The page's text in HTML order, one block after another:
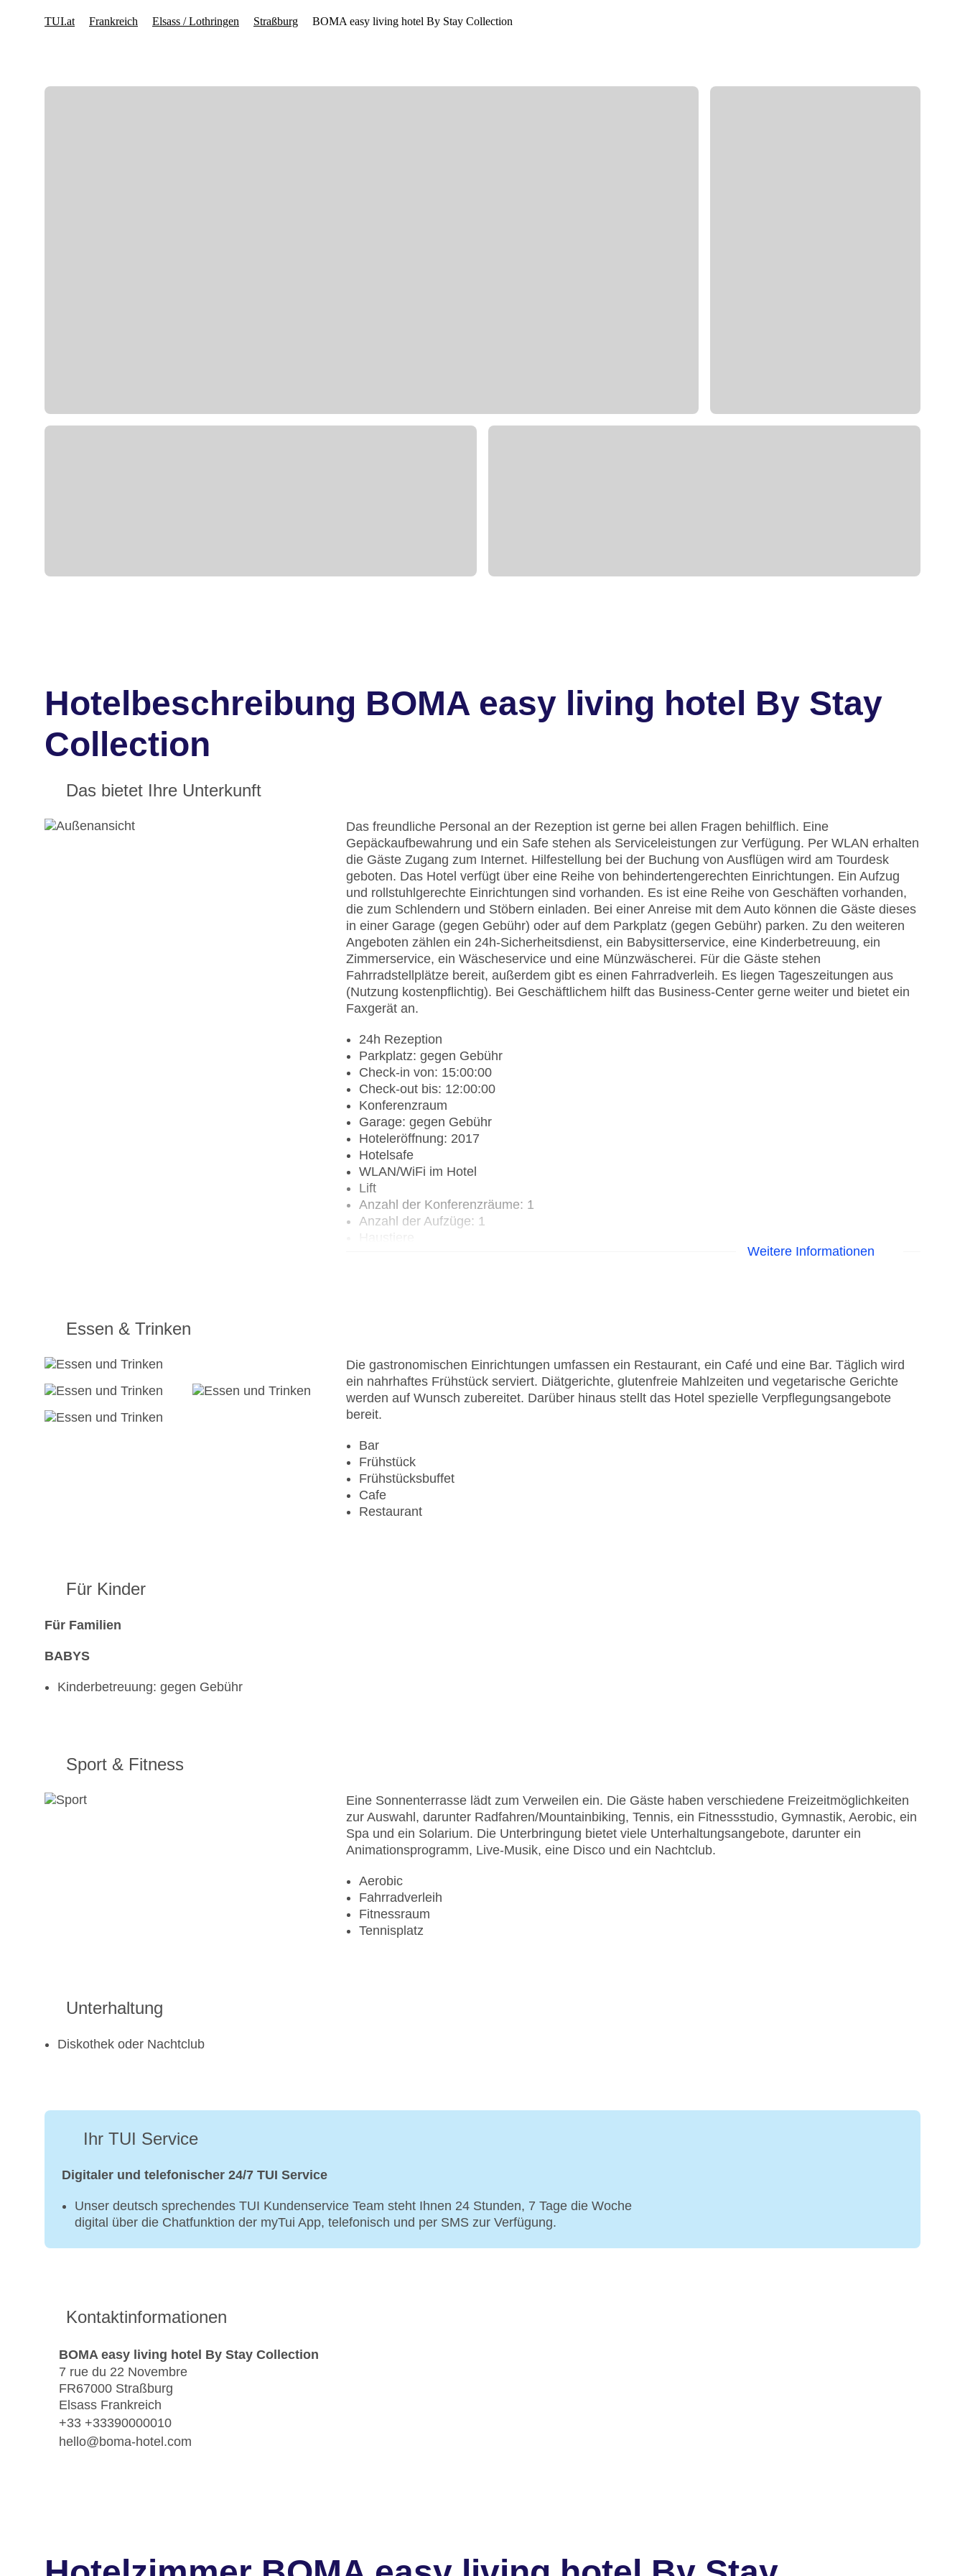
Hotelbeschreibung BOMA easy living hotel By Stay
Collection
Das bietet Ihre Unterkunft
Das freundliche Personal an der Rezeption ist gerne bei allen Fragen behilflich. Eine
Gepäckaufbewahrung und ein Safe stehen als Serviceleistungen zur Verfügung. Per WLAN erhalten
die Gäste Zugang zum Internet. Hilfestellung bei der Buchung von Ausflügen wird am Tourdesk
geboten. Das Hotel verfügt über eine Reihe von behindertengerechten Einrichtungen. Ein Aufzug
und rollstuhlgerechte Einrichtungen sind vorhanden. Es ist eine Reihe von Geschäften vorhanden,
die zum Schlendern und Stöbern einladen. Bei einer Anreise mit dem Auto können die Gäste dieses
in einer Garage (gegen Gebühr) oder auf dem Parkplatz (gegen Gebühr) parken. Zu den weiteren
Angeboten zählen ein 24h-Sicherheitsdienst, ein Babysitterservice, eine Kinderbetreuung, ein
Zimmerservice, ein Wäscheservice und eine Münzwäscherei. Für die Gäste stehen
Fahrradstellplätze bereit, außerdem gibt es einen Fahrradverleih. Es liegen Tageszeitungen aus
(Nutzung kostenpflichtig). Bei Geschäftlichem hilft das Business-Center gerne weiter und bietet ein
Faxgerät an.
24h Rezeption
Parkplatz: gegen Gebühr
Check-in von: 15:00:00
Check-out bis: 12:00:00
Konferenzraum
Garage: gegen Gebühr
Hoteleröffnung: 2017
Hotelsafe
WLAN/WiFi im Hotel
Lift
Anzahl der Konferenzräume: 1
Anzahl der Aufzüge: 1
Weitere Informationen
Essen & Trinken
Die gastronomischen Einrichtungen umfassen ein Restaurant, ein Café und eine Bar. Täglich wird
ein nahrhaftes Frühstück serviert. Diätgerichte, glutenfreie Mahlzeiten und vegetarische Gerichte
werden auf Wunsch zubereitet. Darüber hinaus stellt das Hotel spezielle Verpflegungsangebote
bereit.
Bar
Frühstück
Frühstücksbuffet
Cafe
Restaurant
Für Kinder
Für Familien
BABYS
Kinderbetreuung: gegen Gebühr
Sport & Fitness
Eine Sonnenterrasse lädt zum Verweilen ein. Die Gäste haben verschiedene Freizeitmöglichkeiten
zur Auswahl, darunter Radfahren/Mountainbiking, Tennis, ein Fitnessstudio, Gymnastik, Aerobic, ein
Spa und ein Solarium. Die Unterbringung bietet viele Unterhaltungsangebote, darunter ein
Animationsprogramm, Live-Musik, eine Disco und ein Nachtclub.
Aerobic
Fahrradverleih
Fitnessraum
Tennisplatz
Unterhaltung
Diskothek oder Nachtclub
Ihr TUI Service
Digitaler und telefonischer 24/7 TUI Service
Unser deutsch sprechendes TUI Kundenservice Team steht Ihnen 24 Stunden, 7 Tage die Woche
digital über die Chatfunktion der myTui App, telefonisch und per SMS zur Verfügung.
Kontaktinformationen
BOMA easy living hotel By Stay Collection
7 rue du 22 Novembre
FR67000 Straßburg
Elsass Frankreich
+33 +33390000010
hello@boma-hotel.com